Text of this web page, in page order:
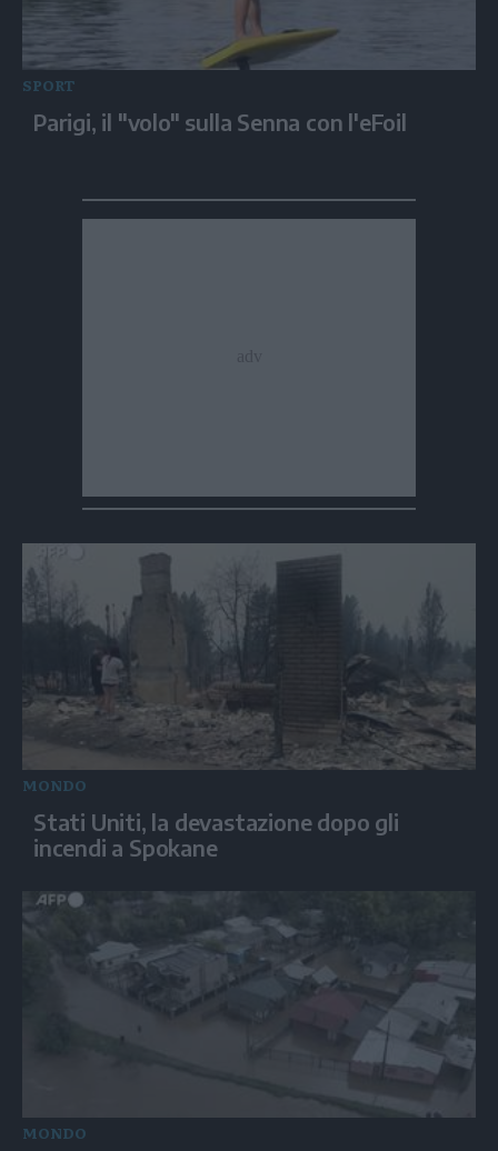
SPORT
Parigi, il "volo" sulla Senna con l'eFoil
MONDO
Stati Uniti, la devastazione dopo gli
incendi a Spokane
MONDO